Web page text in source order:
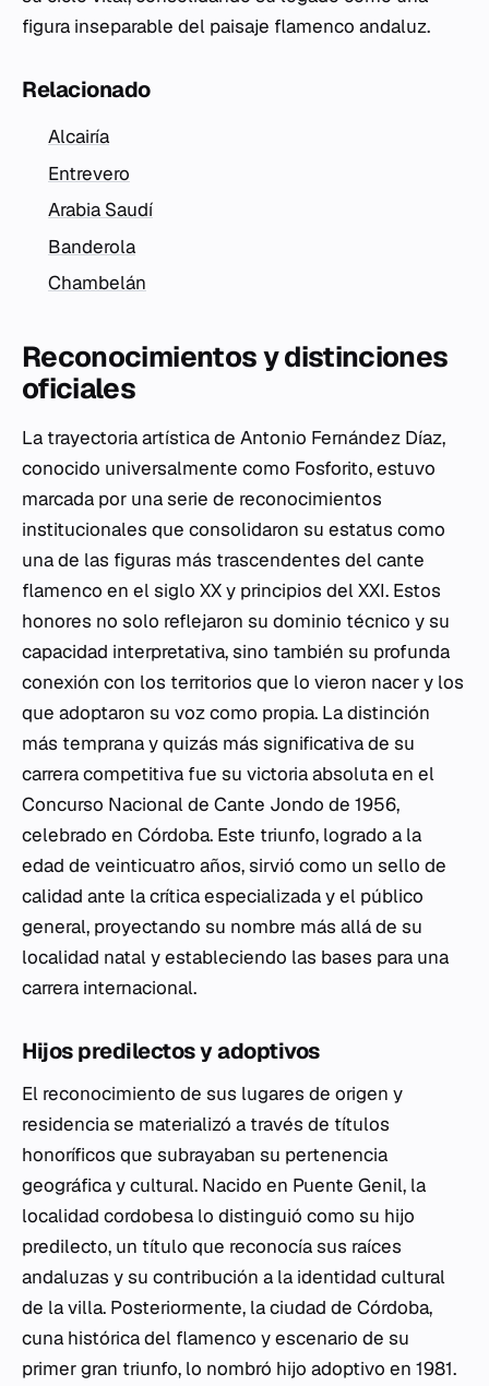
figura inseparable del paisaje flamenco andaluz.
Relacionado
Alcairía
Entrevero
Arabia Saudí
Banderola
Chambelán
Reconocimientos y distinciones
oficiales
La trayectoria artística de Antonio Fernández Díaz,
conocido universalmente como Fosforito, estuvo
marcada por una serie de reconocimientos
institucionales que consolidaron su estatus como
una de las figuras más trascendentes del cante
flamenco en el siglo XX y principios del XXI. Estos
honores no solo reflejaron su dominio técnico y su
capacidad interpretativa, sino también su profunda
conexión con los territorios que lo vieron nacer y los
que adoptaron su voz como propia. La distinción
más temprana y quizás más significativa de su
carrera competitiva fue su victoria absoluta en el
Concurso Nacional de Cante Jondo de 1956,
celebrado en Córdoba. Este triunfo, logrado a la
edad de veinticuatro años, sirvió como un sello de
calidad ante la crítica especializada y el público
general, proyectando su nombre más allá de su
localidad natal y estableciendo las bases para una
carrera internacional.
Hijos predilectos y adoptivos
El reconocimiento de sus lugares de origen y
residencia se materializó a través de títulos
honoríficos que subrayaban su pertenencia
geográfica y cultural. Nacido en Puente Genil, la
localidad cordobesa lo distinguió como su hijo
predilecto, un título que reconocía sus raíces
andaluzas y su contribución a la identidad cultural
de la villa. Posteriormente, la ciudad de Córdoba,
cuna histórica del flamenco y escenario de su
primer gran triunfo, lo nombró hijo adoptivo en 1981.